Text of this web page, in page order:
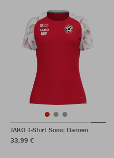
JAKO T-Shirt Sonic Damen
33,99 €